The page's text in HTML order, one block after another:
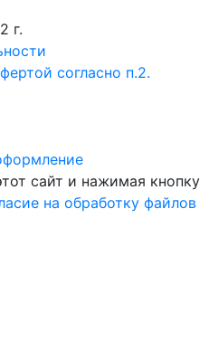
г.
согласно п.2.
сайт и нажимая кнопку
на обработку файлов